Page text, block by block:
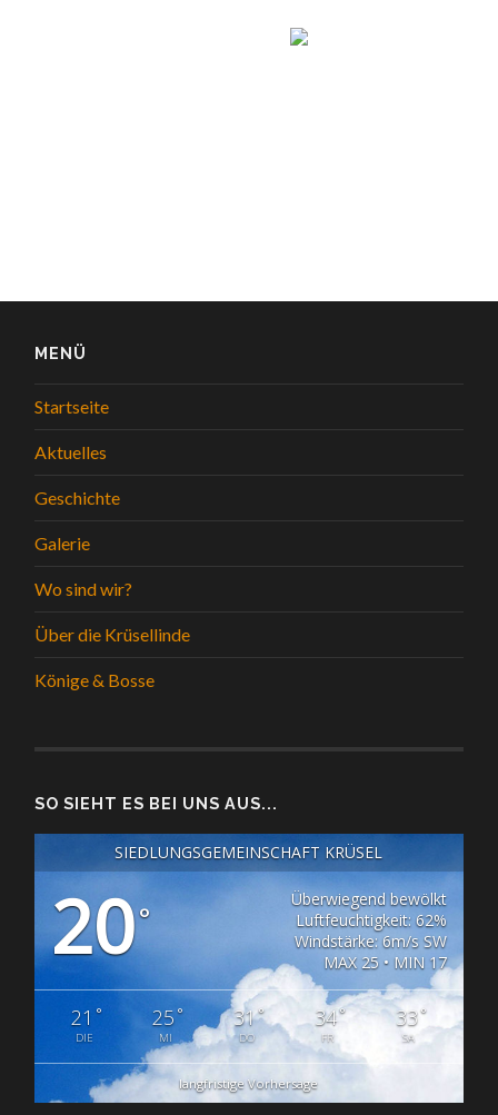
MENÜ
Startseite
Aktuelles
Geschichte
Galerie
Wo sind wir?
Über die Krüsellinde
Könige & Bosse
SO SIEHT ES BEI UNS AUS...
SIEDLUNGSGEMEINSCHAFT KRÜSEL
20°
Überwiegend bewölkt
Luftfeuchtigkeit: 62%
Windstärke: 6m/s SW
MAX 25 • MIN 17
21 °
DIE
25°
MI
31°
DO
34°
FR
33°
SA
langfristige Vorhersage